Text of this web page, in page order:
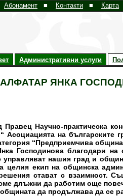
Абонамент ■ Контакти ■ Карта
Административни услуги
ЯНКА
Научно-практическа
на българските
“Предприемчива община
благодари на
управляват нашия град и
целия екип на общинска
стават с взаимност.
сме длъжни да работим още
да продължава да се